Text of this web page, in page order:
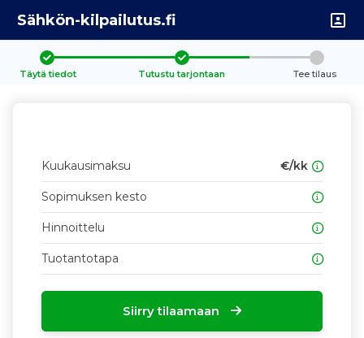
Sähkön-kilpailutus.fi
Täytä tiedot Tutustu tarjontaan Tee tilaus
Kuukausimaksu €/kk
Sopimuksen kesto
Hinnoittelu
Tuotantotapa
Siirry tilaamaan